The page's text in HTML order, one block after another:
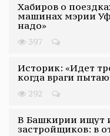
Хабиров о
машинах мэрии
надо»
397
Историк: «Идет
когда враги
292
В Башкирии ищут
застройщиков: в